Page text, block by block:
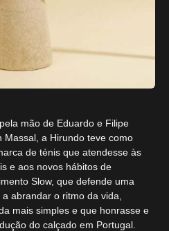
mão de Eduardo e Filipe
Massal, a Hirundo teve como
de ténis que atendesse às
e aos novos hábitos de
Slow, que defende uma
abrandar o ritmo da vida,
mais simples e que honrasse e
do calçado em Portugal.